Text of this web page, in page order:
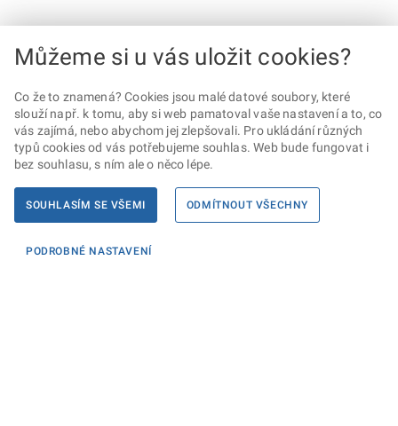
Můžeme si u vás uložit cookies?
Co že to znamená? Cookies jsou malé datové soubory, které
slouží např. k tomu, aby si web pamatoval vaše nastavení a to, co
vás zajímá, nebo abychom jej zlepšovali. Pro ukládání různých
typů cookies od vás potřebujeme souhlas. Web bude fungovat i
bez souhlasu, s ním ale o něco lépe.
SOUHLASÍM SE VŠEMI ODMÍTNOUT VŠECHNY
PODROBNÉ NASTAVENÍ